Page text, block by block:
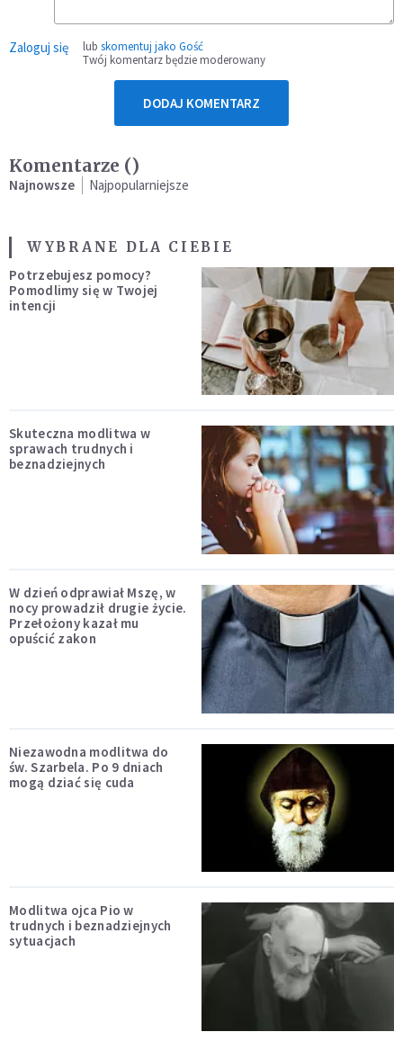
Zaloguj się lub skomentuj jako Gość
Twój komentarz będzie moderowany
DODAJ KOMENTARZ
Komentarze ()
Najnowsze Najpopularniejsze
WYBRANE DLA CIEBIE
Potrzebujesz pomocy?
Pomodlimy się w Twojej
intencji
Skuteczna modlitwa w
sprawach trudnych i
beznadziejnych
W dzień odprawiał Mszę, w
nocy prowadził drugie życie.
Przełożony kazał mu
opuścić zakon
Niezawodna modlitwa do
św. Szarbela. Po 9 dniach
mogą dziać się cuda
Modlitwa ojca Pio w
trudnych i beznadziejnych
sytuacjach